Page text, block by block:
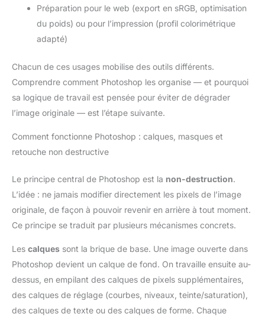
Préparation pour le web (export en sRGB, optimisation
du poids) ou pour l’impression (profil colorimétrique
adapté)
Chacun de ces usages mobilise des outils différents.
Comprendre comment Photoshop les organise — et pourquoi
sa logique de travail est pensée pour éviter de dégrader
l’image originale — est l’étape suivante.
Comment fonctionne Photoshop : calques, masques et
retouche non destructive
Le principe central de Photoshop est la non-destruction.
L’idée : ne jamais modifier directement les pixels de l’image
originale, de façon à pouvoir revenir en arrière à tout moment.
Ce principe se traduit par plusieurs mécanismes concrets.
Les calques sont la brique de base. Une image ouverte dans
Photoshop devient un calque de fond. On travaille ensuite au-
dessus, en empilant des calques de pixels supplémentaires,
des calques de réglage (courbes, niveaux, teinte/saturation),
des calques de texte ou des calques de forme. Chaque